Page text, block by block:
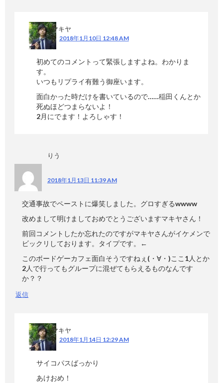
マキヤ
2018年1月10日 12:48 AM
初めてのコメントって緊張しますよね。わかりま
す。
いつもリプライ有難う御座います。
面白かった時だけを書いているので……稲田くんとか
死ぬほどつまらないよ！
2月にでます！よろしゃす！
りう
2018年1月13日 11:39 AM
交通事故でペーストに爆笑しました。グロすぎるwwww
改めまして明けましておめでとうございますマキヤさん！
前回コメントしたか忘れたのですがマキヤさんがイケメンで
ビックリしております。タイプです。←
このボードゲーカフェ面白そうですねぇ(・∀・)ここ1人とか
2人で行ってもグループに混ぜてもらえるものなんです
か？？
返信
マキヤ
2018年1月14日 12:29 AM
サイコパスばっかり
あけおめ！